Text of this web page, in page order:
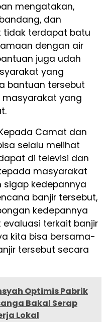
mengatakan,
dan
tidak terdapat batu
dengan air
juga udah
yang
bantuan tersebut
masyarakat yang
Camat dan
selalu melihat
di televisi dan
masyarakat
sigap kedepannya
banjir tersebut,
kedepannya
terkait banjir
kita bisa bersama-
tersebut secara
Optimis Pabrik
Bakal Serap
Lokal